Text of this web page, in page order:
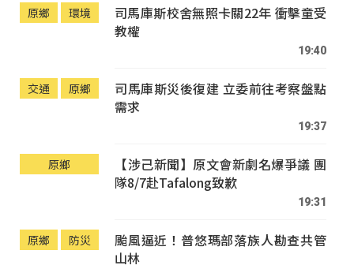
原鄉 環境
司馬庫斯校舍無照卡關22年 衝擊童受
教權
19:40
交通 原鄉
司馬庫斯災後復建 立委前往考察盤點
需求
19:37
原鄉
【涉己新聞】原文會新劇名爆爭議 團
隊8/7赴Tafalong致歉
19:31
原鄉 防災
颱風逼近！普悠瑪部落族人勘查共管
山林